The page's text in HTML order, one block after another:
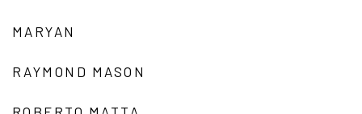
MARYAN
RAYMOND MASON